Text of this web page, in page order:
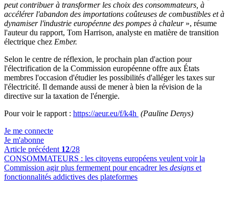
peut contribuer à transformer les choix des consommateurs, à
accélérer l'abandon des importations coûteuses de combustibles et à
dynamiser l'industrie européenne des pompes à chaleur», résume
l'auteur du rapport, Tom Harrison, analyste en matière de transition
électrique chez Ember.
Selon le centre de réflexion, le prochain plan d'action pour
l'électrification de la Commission européenne offre aux États
membres l'occasion d'étudier les possibilités d'alléger les taxes sur
l'électricité. Il demande aussi de mener à bien la révision de la
directive sur la taxation de l'énergie.
Pour voir le rapport : https://aeur.eu/f/k4h (Pauline Denys)
Je me connecte
Je m'abonne
Article précédent 12/28
CONSOMMATEURS : les citoyens européens veulent voir la
Commission agir plus fermement pour encadrer les designs et
fonctionnalités addictives des plateformes